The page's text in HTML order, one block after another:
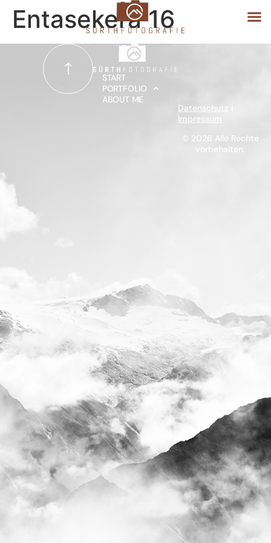
START
PORTFOLIO
Entasekera 16
Datenschutz
Impressum
© 2026 Alle Rechte
vorbehalten.
START
PORTFOLIO
ABOUT ME